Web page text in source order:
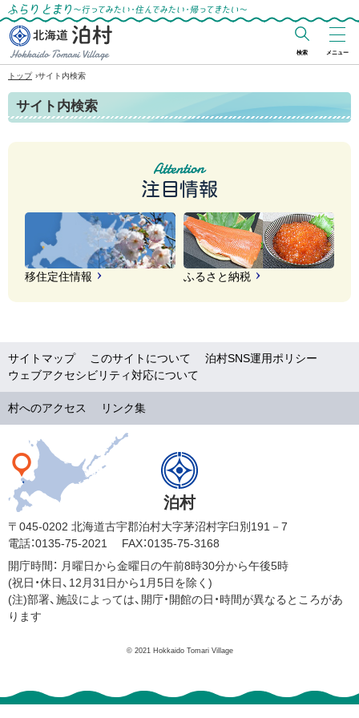
ふらりとまり～行ってみたい・住んでみた
い・帰ってきたい～
北海道 泊村
Hokkaido Tomari
Village
検索 メニュー
トップ ›サイト内検索
サイト内検索
注目情報
移住定住情報 ふるさと納税
サイトマップ このサイトについて
泊村SNS運用ポリシー
ウェブアクセシビリティ対応について
村へのアクセス リンク集
泊村
〒045-0202 北海道古宇郡泊村大字茅沼村字臼別191－7
電話：0135-75-2021
FAX：0135-75-3168
開庁時間： 月曜日から金曜日の午前8時30分から午後5時
(祝日・休日、12月31日から1月5日を除く)
(注)部署、施設によっては、開庁・開館の日・時間が異なるところがあ
ります
© 2021 Hokkaido Tomari Village